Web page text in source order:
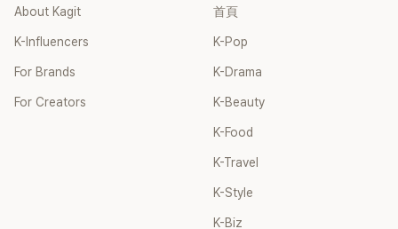
About Kagit
K-Influencers
For Brands
For Creators
首頁
K-Pop
K-Drama
K-Beauty
K-Food
K-Travel
K-Style
K-Biz